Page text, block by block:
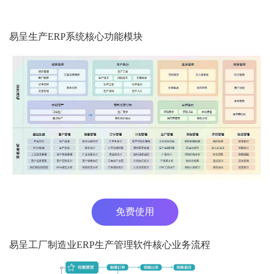
易呈生产ERP系统核心功能模块
免费使用
易呈工厂制造业ERP生产管理软件核心业务流程